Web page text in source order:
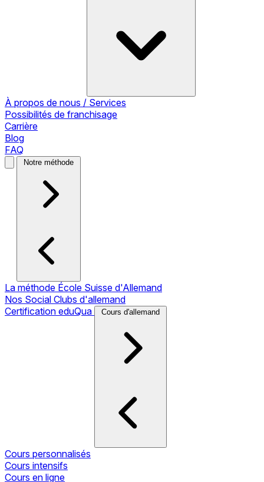
À propos de nous / Services
Possibilités de franchisage
Carrière
Blog
FAQ
Notre méthode
La méthode École Suisse d'Allemand
Nos Social Clubs d'allemand
Certification eduQua
Cours d'allemand
Cours personnalisés
Cours intensifs
Cours en ligne